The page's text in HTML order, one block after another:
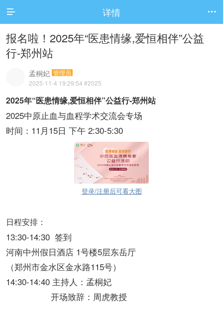
 详情 
报名啦！2025年“医患情缘,爱恒相伴”公益
行-郑州站
孟桐妃 管理员
2025-11-4 19:29:54 #2025
2025年“医患情缘,爱恒相伴”公益行-郑州站
2025中原止血与血程学术交流会专场
时间：11月15日 下午 2:30-5:30
登录/注册后可看大图
日程安排：
13:30-14:30 签到
河南中州假日酒店 1号楼5层东岳厅
（郑州市金水区金水路115号）
14:30-14:40 主持人：孟桐妃
开场致辞：周虎教授